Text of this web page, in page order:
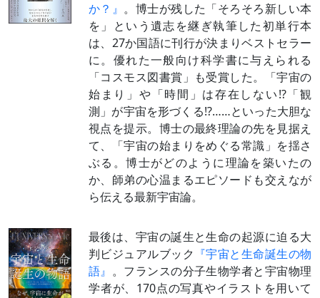
か？』 。博士が残した「そろそろ新しい本
を」という遺志を継ぎ執筆した初単行本
は、27か国語に刊行が決まりベストセラー
に。優れた一般向け科学書に与えられる
「コスモス図書賞」も受賞した。「宇宙の
始まり」や「時間」は存在しない⁉「観
測」が宇宙を形づくる⁉……といった大胆な
視点を提示。博士の最終理論の先を見据え
て、「宇宙の始まりをめぐる常識」を揺さ
ぶる。博士がどのように理論を築いたの
か、師弟の心温まるエピソードも交えなが
ら伝える最新宇宙論。
最後は、宇宙の誕生と生命の起源に迫る大
判ビジュアルブック 『宇宙と生命誕生の物
語』 。フランスの分子生物学者と宇宙物理
学者が、170点の写真やイラストを用いて